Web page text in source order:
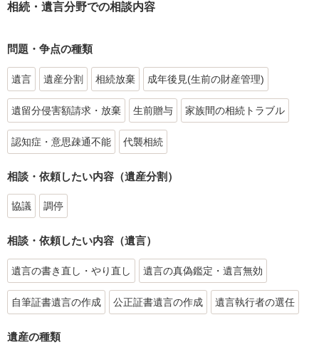
相続・遺言分野での相談内容
問題・争点の種類
遺言 遺産分割 相続放棄 成年後見(生前の財産管理)
遺留分侵害額請求・放棄 生前贈与 家族間の相続トラブル
認知症・意思疎通不能 代襲相続
相談・依頼したい内容（遺産分割）
協議 調停
相談・依頼したい内容（遺言）
遺言の書き直し・やり直し 遺言の真偽鑑定・遺言無効
自筆証書遺言の作成 公正証書遺言の作成 遺言執行者の選任
遺産の種類